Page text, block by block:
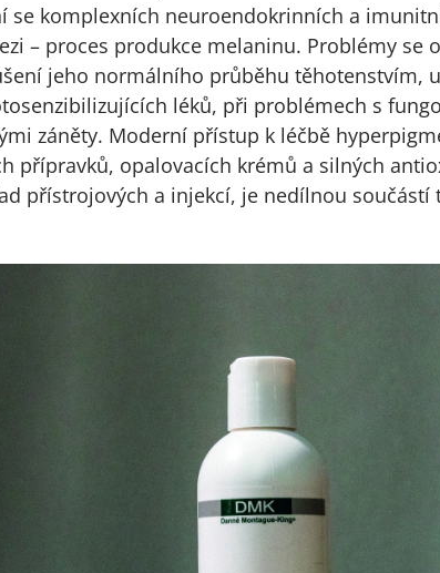
se komplexních neuroendokrinních a
– proces produkce melaninu. Problémy se
jeho normálního průběhu těhotenstvím,
léků, při problémech s
záněty. Moderní přístup k léčbě
přípravků, opalovacích krémů a silných
přístrojových a injekcí, je nedílnou součástí